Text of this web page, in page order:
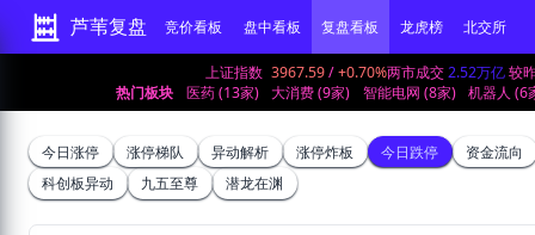
芦苇复盘 竞价看板 盘中看板 复盘看板 龙虎榜 北交所
上证指数 3967.59 /+0.70%两市成交2.52万亿 较
热门板块
医药 (13家) 大消费 (9家) 智能电网 (8家) 机器人 (6
今日涨停 涨停梯队 异动解析 涨停炸板 今日跌停
资金流向
科创板异动
九五至尊 潜龙在渊